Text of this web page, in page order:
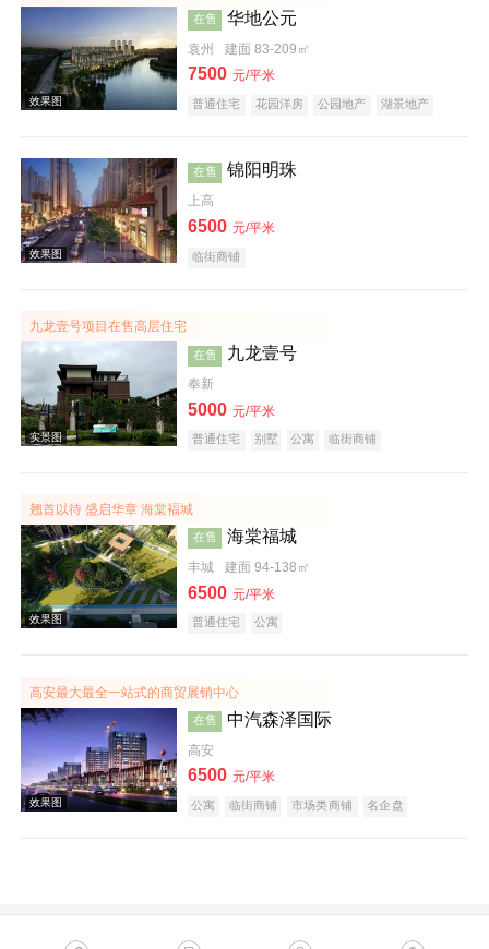
效果图
效果图
实景图
在售 华地公元
袁州 建面 83-209㎡
7500 元/平米
普通住宅 花园洋房 公园地产 湖景地产
在售 锦阳明珠
上高
6500 元/平米
临街商铺
九龙壹号项目在售高层住宅
在售 九龙壹号
奉新
5000 元/平米
普通住宅 别墅 公寓 临街商铺
翘首以待 盛启华章 海棠褔城
在售 海棠福城
丰城 建面 94-138㎡
6500 元/平米
普通住宅 公寓
高安最大最全一站式的商贸展销中心
在售 中汽森泽国际
高安
6500 元/平米
公寓 临街商铺 市场类商铺 名企盘